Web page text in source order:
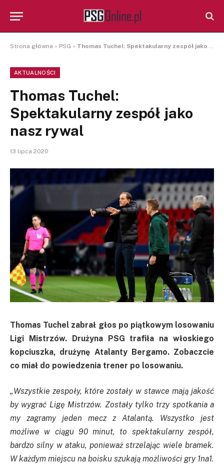
Strona główna » PSG » Thomas Tuchel: Spektakularny zespół jako nasz rywal
AKTUALNOŚCI
Thomas Tuchel:
Spektakularny zespół jako
nasz rywal
13 lipca 2020
Thomas Tuchel zabrał głos po piątkowym losowaniu
Ligi Mistrzów. Drużyna PSG trafiła na włoskiego
kopciuszka, drużynę Atalanty Bergamo. Zobaczcie
co miał do powiedzenia trener po losowaniu.
„Wszystkie zespoły, które zostały w stawce mają jakość
by wygrać Ligę Mistrzów. Zostały tylko trzy spotkania a
my zagramy jeden mecz z Atalantą. Wszystko jest
możliwe w ciągu 90 minut, to spektakularny zespół,
bardzo silny w ataku, ponieważ strzelając wiele bramek.
W każdym miejscu na boisku szukają możliwości gry 1na1.